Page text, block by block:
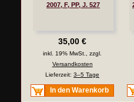
2007, F, PP, J. 527
35,00 €
inkl. 19% MwSt., zzgl.
Versandkosten
Lieferzeit: 3–5 Tage
In den Warenkorb